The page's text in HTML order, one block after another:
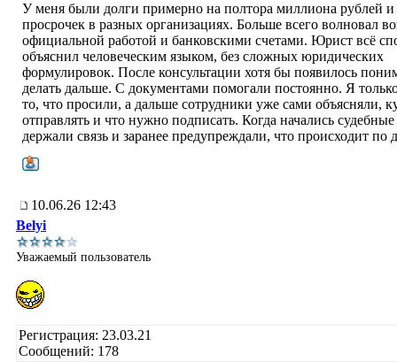
У меня были долги примерно на полтора миллиона рублей и
просрочек в разных организациях. Больше всего волновал
официальной работой и банковскими счетами. Юрист всё
объяснил человеческим языком, без сложных юридических
формулировок. После консультации хотя бы появилось
делать дальше. С документами помогали постоянно. Я
то, что просили, а дальше сотрудники уже сами объясняли,
отправлять и что нужно подписать. Когда начались судебные
держали связь и заранее предупреждали, что происходит по
10.06.26 12:43
Belyi
Уважаемый пользователь
Регистрация: 23.03.21
Сообщений: 178